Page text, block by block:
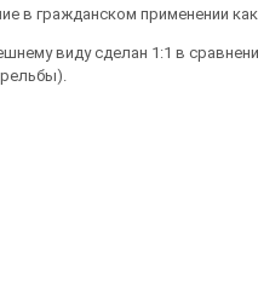
в гражданском применении
виду сделан 1:1 в